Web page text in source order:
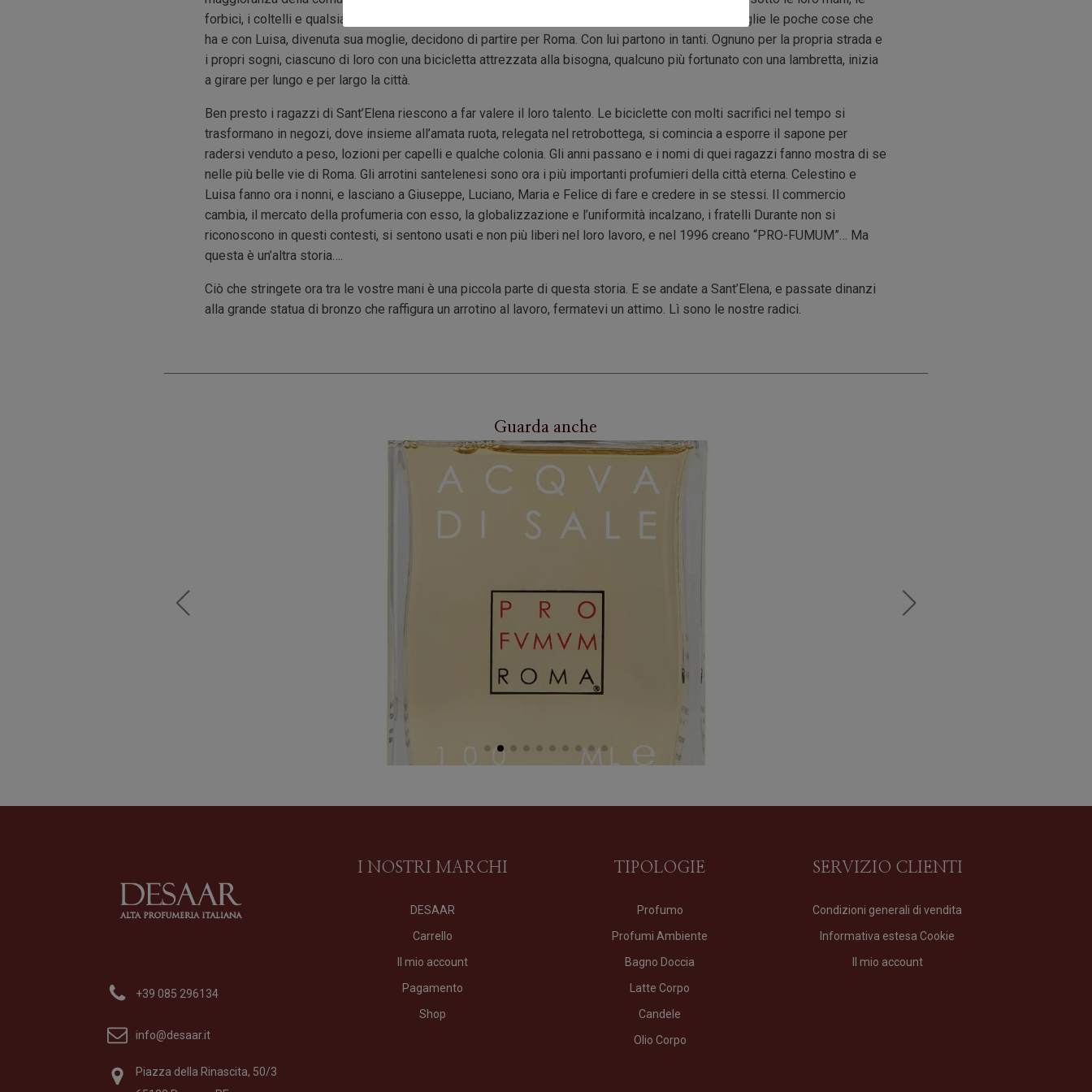
forbici, i coltelli e qualsiasi strumento da taglio e di lama tornavano come nuovi. Celestino raccoglie le poche cose che
ha e con Luisa, divenuta sua moglie, decidono di partire per Roma. Con lui partono in tanti. Ognuno per la propria strada e
i propri sogni, ciascuno di loro con una bicicletta attrezzata alla bisogna, qualcuno più fortunato con una lambretta, inizia
a girare per lungo e per largo la città.
Ben presto i ragazzi di Sant’Elena riescono a far valere il loro talento. Le biciclette con molti sacrifici nel tempo si
trasformano in negozi, dove insieme all’amata ruota, relegata nel retrobottega, si comincia a esporre il sapone per
radersi venduto a peso, lozioni per capelli e qualche colonia. Gli anni passano e i nomi di quei ragazzi fanno mostra di se
nelle più belle vie di Roma. Gli arrotini santelenesi sono ora i più importanti profumieri della città eterna. Celestino e
Luisa fanno ora i nonni, e lasciano a Giuseppe, Luciano, Maria e Felice di fare e credere in se stessi. Il commercio
cambia, il mercato della profumeria con esso, la globalizzazione e l’uniformità incalzano, i fratelli Durante non si
riconoscono in questi contesti, si sentono usati e non più liberi nel loro lavoro, e nel 1996 creano “PRO-FUMUM”… Ma
questa è un’altra storia….
Ciò che stringete ora tra le vostre mani è una piccola parte di questa storia. E se andate a Sant’Elena, e passate dinanzi
alla grande statua di bronzo che raffigura un arrotino al lavoro, fermatevi un attimo. Lì sono le nostre radici.
Guarda anche
Formato100 ml
+39 085 296134
info@desaar.it
Piazza della Rinascita, 50/3
I NOSTRI MARCHI
DESAAR
Carrello
Il mio account
Pagamento
Shop
TIPOLOGIE
Profumo
Profumi Ambiente
Bagno Doccia
Latte Corpo
Candele
Olio Corpo
SERVIZIO CLIENTI
Condizioni generali di vendita
Informativa estesa Cookie
Il mio account